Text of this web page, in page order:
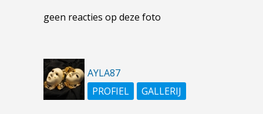
geen reacties op deze foto
AYLA87
PROFIEL
GALLERIJ